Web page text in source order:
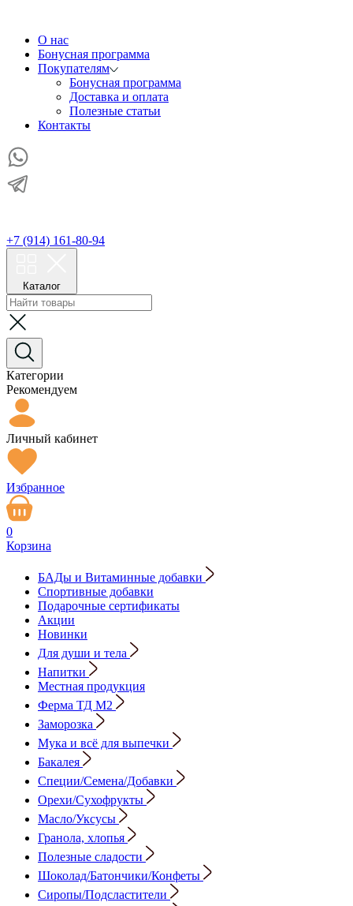
О нас
Бонусная программа
Покупателям
Бонусная программа
Доставка и оплата
Полезные статьи
Контакты
+7 (914) 161-80-94
Каталог
Категории
Рекомендуем
Личный кабинет
Избранное
0
Корзина
БАДы и Витаминные добавки
Спортивные добавки
Подарочные сертификаты
Акции
Новинки
Для души и тела
Напитки
Местная продукция
Ферма ТД М2
Заморозка
Мука и всё для выпечки
Бакалея
Специи/Семена/Добавки
Орехи/Сухофрукты
Масло/Уксусы
Гранола, хлопья
Полезные сладости
Шоколад/Батончики/Конфеты
Сиропы/Подсластители